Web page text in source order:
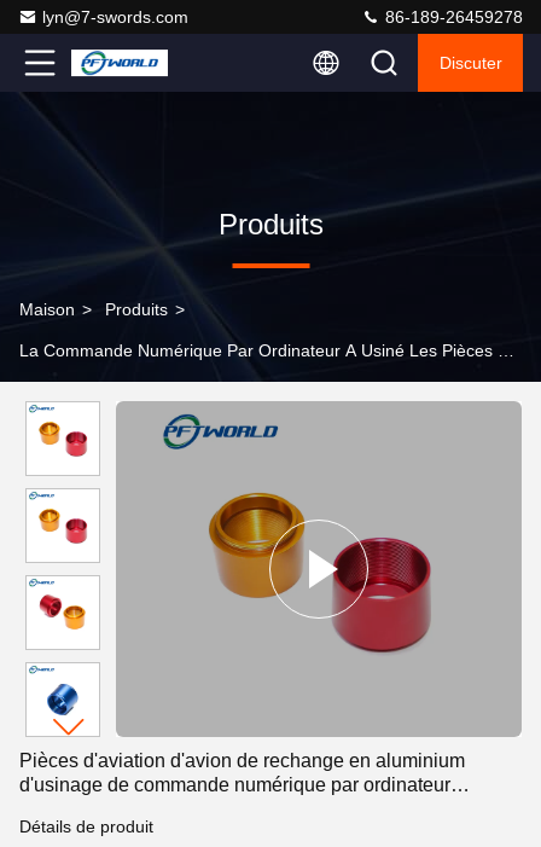
lyn@7-swords.com 86-189-26459278
Discuter
Produits
Maison > Produits >
La Commande Numérique Par Ordinateur A Usiné Les Pièces En
de commande numérique par ordinateur d'anodisation
Pièces d'aviation d'avion de rechange en aluminium
d'usinage de commande numérique par ordinateur
Détails de produit